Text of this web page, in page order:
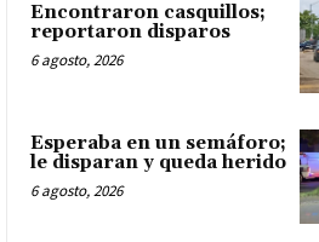
Encontraron casquillos;
reportaron disparos
6 agosto, 2026
Esperaba en un semáforo;
le disparan y queda herido
6 agosto, 2026